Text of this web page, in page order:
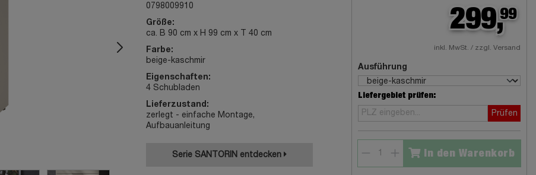
0798009910
Größe:
ca. B 90 cm x H 99 cm x T 40 cm
Farbe:
beige-kaschmir
Eigenschaften:
4 Schubladen
Lieferzustand:
zerlegt - einfache Montage,
Aufbauanleitung
Serie SANTORIN entdecken
299,99
inkl. MwSt. / zzgl. Versand
Ausführung
Liefergebiet prüfen:
Prüfen
In den Warenkorb